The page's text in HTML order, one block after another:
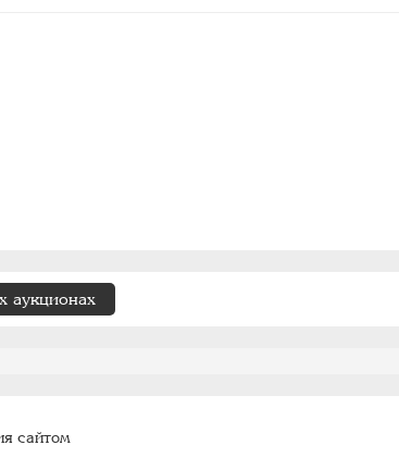
аукционах
сайтом